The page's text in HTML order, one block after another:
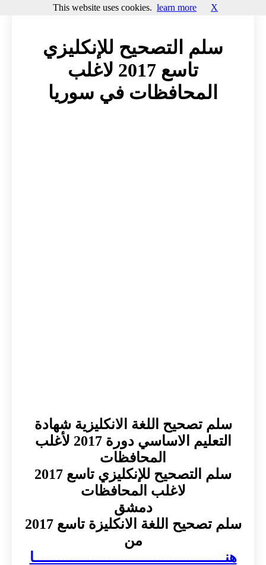
سلم التصحيح للإنكليزي
تاسع 2017 لاغلب
المحافظات في سوريا
سلم تصحيح اللغة الانكليزية شهادة
التعليم الاساسي دورة 2017 لأغلب
المحافظات
سلم التصحيح للإنكليزي تاسع 2017
لاغلب المحافظات
دمشق
سلم تصحيح اللغة الانكليزة تاسع 2017
من
هنــــــــــــــــــــــــــــــــــــــــــــــا
This website uses cookies. learn more X